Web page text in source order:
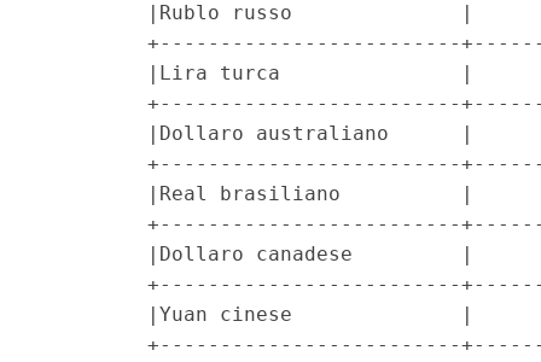
|Rublo russo              |
+-------------------------
|Lira turca               |
+-------------------------
|Dollaro australiano      |
+-------------------------
|Real brasiliano          |
+-------------------------
|Dollaro canadese         |
+-------------------------
|Yuan cinese              |
+-------------------------